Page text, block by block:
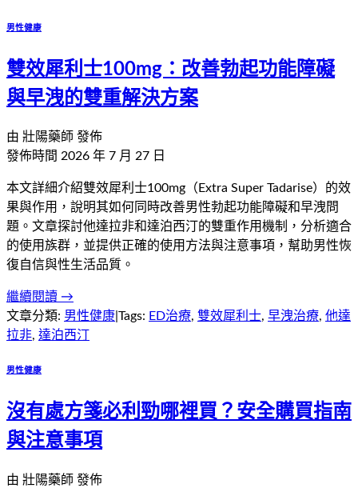
男性健康
雙效犀利士100mg：改善勃起功能障礙
與早洩的雙重解決方案
由 壯陽藥師 發佈
發佈時間 2026 年 7 月 27 日
本文詳細介紹雙效犀利士100mg（Extra Super Tadarise）的效
果與作用，說明其如何同時改善男性勃起功能障礙和早洩問
題。文章探討他達拉非和達泊西汀的雙重作用機制，分析適合
的使用族群，並提供正確的使用方法與注意事項，幫助男性恢
復自信與性生活品質。
繼續閱讀 →
文章分類: 男性健康 Tags: ED治療, 雙效犀利士, 早洩治療, 他達
拉非, 達泊西汀
男性健康
沒有處方箋必利勁哪裡買？安全購買指南
與注意事項
由 壯陽藥師 發佈